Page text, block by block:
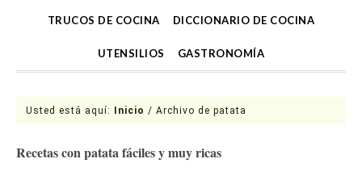
TRUCOS DE COCINA DICCIONARIO DE COCINA
UTENSILIOS GASTRONOMÍA
Usted está aquí: Inicio / Archivo de patata
Recetas con patata fáciles y muy ricas